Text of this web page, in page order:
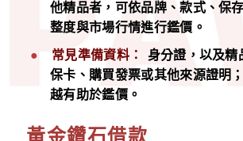
他精品者，可依品牌、款式、保
整度與市場行情進行鑑價。
常見準備資料：
身分證，以及精
保卡、購買發票或其他來源證明
越有助於鑑價。
黃金鑽石借款